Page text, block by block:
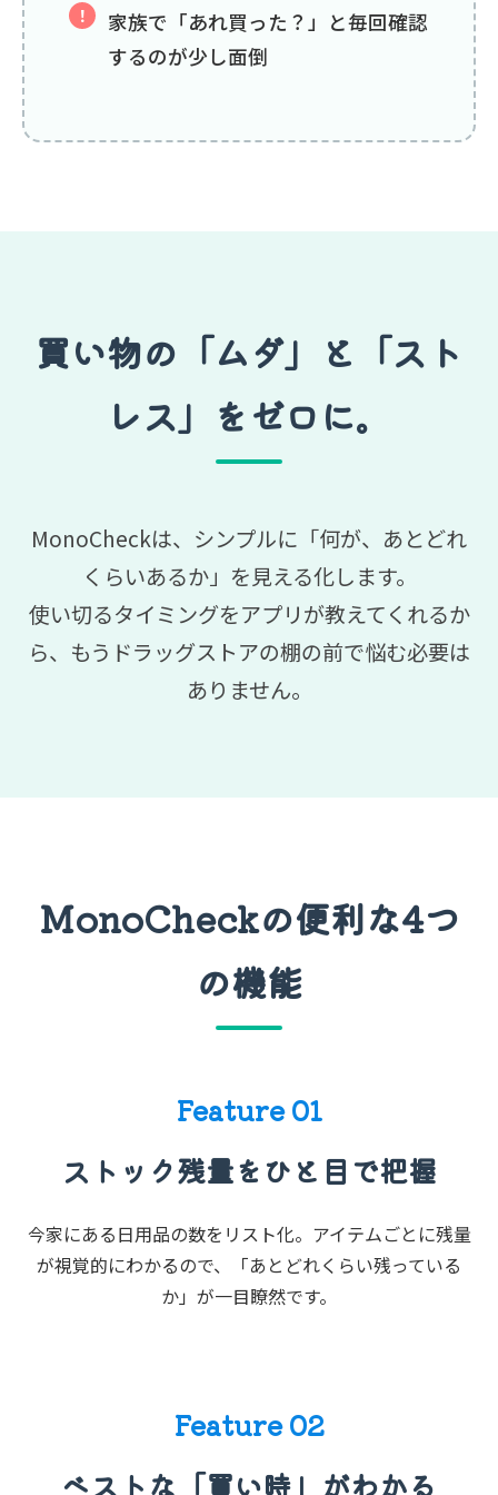
家族で「あれ買った？」と毎回確認
するのが少し面倒
買い物の「ムダ」と「スト
レス」をゼロに。
MonoCheckは、シンプルに「何が、あとどれ
くらいあるか」を見える化します。
使い切るタイミングをアプリが教えてくれるか
ら、もうドラッグストアの棚の前で悩む必要は
ありません。
MonoCheckの便利な4つ
の機能
Feature 01
ストック残量をひと目で把握
今家にある日用品の数をリスト化。アイテムごとに残量
が視覚的にわかるので、「あとどれくらい残っている
か」が一目瞭然です。
Feature 02
ベストな「買い時」がわかる